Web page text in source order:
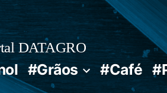
DATAGRO
#Grãos #Café